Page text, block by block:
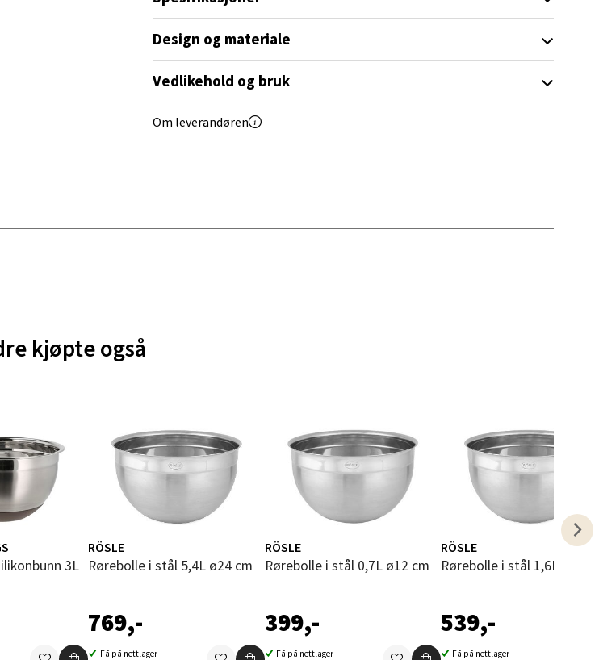
Design og materiale
Vedlikehold og bruk
Om leverandøren
kjøpte også
RÖSLE
Rørebolle i stål 5,4L ø24 cm
769,-
Få på nettlager
RÖSLE
Rørebolle i stål 0,7L ø12 cm
399,-
Få på nettlager
RÖSLE
Rørebolle i stål 1,6L ø16
539,-
Få på nettlager
Velg
Mo i Rana
Moa
Velg